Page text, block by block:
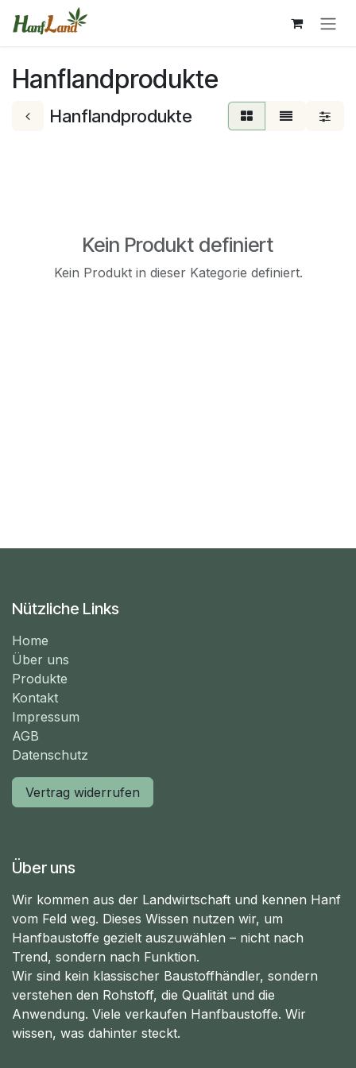
Zum Inhalt springen
Hanflandprodukte
Hanflandprodukte
Kein Produkt definiert
Kein Produkt in dieser Kategorie definiert.
Nützliche Links
Home
Über uns
Produkte
Kontakt
Impressum
AGB
Datenschutz
Vertrag widerrufen
Über uns
Wir kommen aus der Landwirtschaft und kennen Hanf
vom Feld weg. Dieses Wissen nutzen wir, um
Hanfbaustoffe gezielt auszuwählen – nicht nach
Trend, sondern nach Funktion.
Wir sind kein klassischer Baustoffhändler, sondern
verstehen den Rohstoff, die Qualität und die
Anwendung. Viele verkaufen Hanfbaustoffe. Wir
wissen, was dahinter steckt.